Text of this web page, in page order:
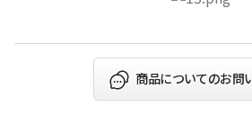
商品についてのお問